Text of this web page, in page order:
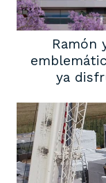
Ramón
ya